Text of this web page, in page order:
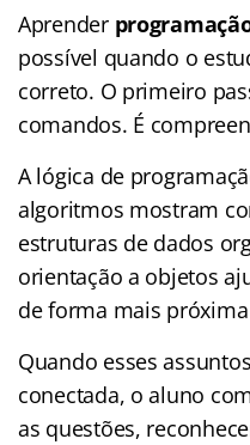
Aprender
possível quando o
correto. O primeiro
comandos. É
A lógica de
algoritmos mostram
estruturas de dados
orientação a objetos
de forma mais
Quando esses
conectada, o aluno
as questões,